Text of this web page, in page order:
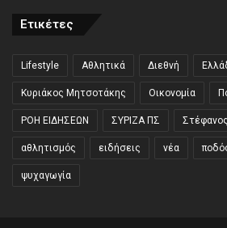
Ετικέτες
Lifestyle Αθλητικά Διεθνή
Κυριάκος Μητσοτάκης Οικονομία
ΡΟΗ ΕΙΔΗΣΕΩΝ ΣΥΡΙΖΑ ΠΣ
αθλητισμός ειδήσεις νέα
ψυχαγωγία